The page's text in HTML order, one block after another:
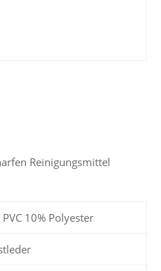
Reinigungsmittel
10% Polyester